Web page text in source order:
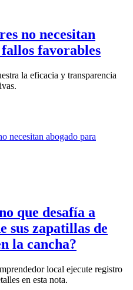
no necesitan
favorables
la eficacia y transparencia
que desafía a
sus zapatillas de
la cancha?
local ejecute registro
en esta nota.